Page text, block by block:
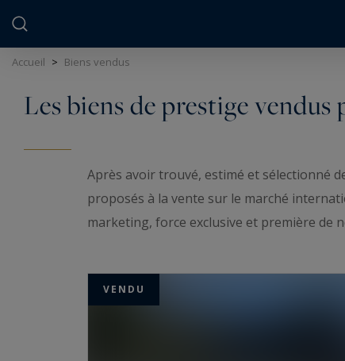
Accueil > Biens vendus
Les biens de prestige vendus
Après avoir trouvé, estimé et sélectionné
proposés à la vente sur le marché
marketing, force exclusive et première de
Grâce à nos actions, à nos connaissances
biens listés ci-après.
VENDU